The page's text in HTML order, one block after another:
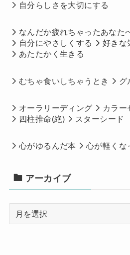
自分らしさを大切にする
なんだか疲れちゃったあなた
自分にやさしくする
好きな
あたたかく生きる
むちゃ食いしちゃうとき グ
オーラリーディング
カラー
四柱推命(絶)
スターシード
心がゆるんだ本 心が軽くな
アーカイブ